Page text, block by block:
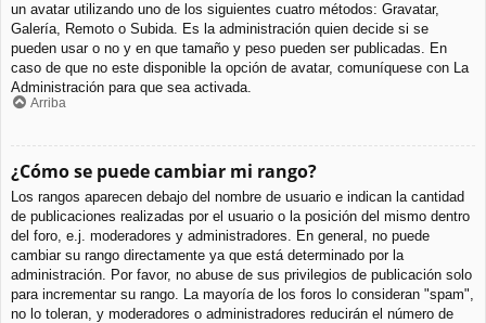
un avatar utilizando uno de los siguientes cuatro métodos: Gravatar,
Galería, Remoto o Subida. Es la administración quien decide si se
pueden usar o no y en que tamaño y peso pueden ser publicadas. En
caso de que no este disponible la opción de avatar, comuníquese con La
Administración para que sea activada.
Arriba
¿Cómo se puede cambiar mi rango?
Los rangos aparecen debajo del nombre de usuario e indican la cantidad
de publicaciones realizadas por el usuario o la posición del mismo dentro
del foro, e.j. moderadores y administradores. En general, no puede
cambiar su rango directamente ya que está determinado por la
administración. Por favor, no abuse de sus privilegios de publicación solo
para incrementar su rango. La mayoría de los foros lo consideran "spam",
no lo toleran, y moderadores o administradores reducirán el número de